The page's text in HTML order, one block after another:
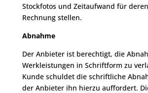
Stockfotos und Zeitaufwand für
Rechnung stellen.
Abnahme
Der Anbieter ist berechtigt, die
Werkleistungen in Schriftform zu
Kunde schuldet die schriftliche
der Anbieter ihn hierzu auffordert.